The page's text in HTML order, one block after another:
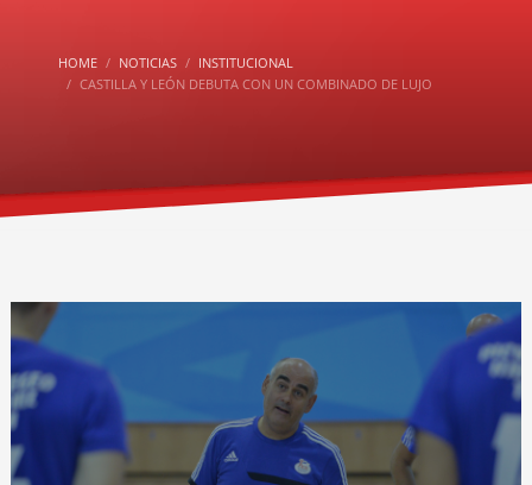
HOME NOTICIAS
INSTITUCIONAL
CASTILLA Y LEÓN DEBUTA CON UN COMBINADO DE LUJO